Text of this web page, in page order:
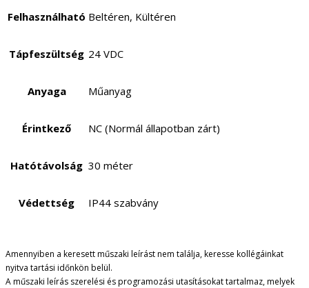
Felhasználható Beltéren, Kültéren
Tápfeszültség 24 VDC
Anyaga Műanyag
Érintkező NC (Normál állapotban zárt)
Hatótávolság 30 méter
Védettség IP44 szabvány
Amennyiben a keresett műszaki leírást nem találja, keresse kollégáinkat
nyitva tartási időnkön belül.
A műszaki leírás szerelési és programozási utasításokat tartalmaz, melyek